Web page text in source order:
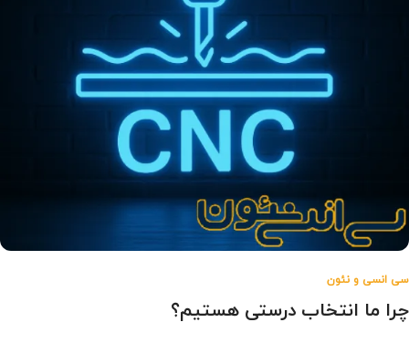
سی‌ انسی و نئون
چرا ما انتخاب درستی هستیم؟